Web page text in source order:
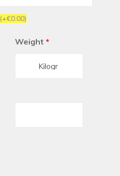
(+€0.00)
Weight *